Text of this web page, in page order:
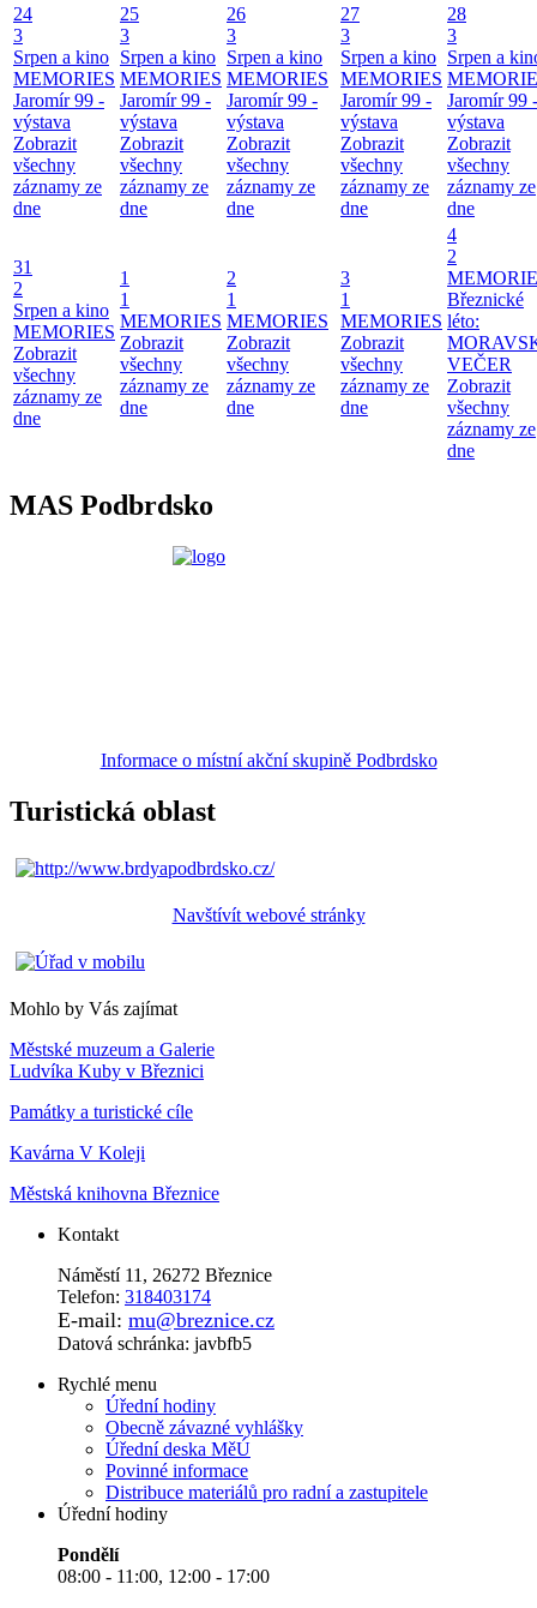
24
3
Srpen a kino
MEMORIES
Jaromír 99 -
výstava
Zobrazit
všechny
záznamy ze
dne
25
3
Srpen a kino
MEMORIES
Jaromír 99 -
výstava
Zobrazit
všechny
záznamy ze
dne
26
3
Srpen a kino
MEMORIES
Jaromír 99 -
výstava
Zobrazit
všechny
záznamy ze
dne
27
3
Srpen a kino
MEMORIES
Jaromír 99 -
výstava
Zobrazit
všechny
záznamy ze
dne
28
3
Srpen a
Jaromír 99 -
výstava
Zobrazit
všechny
záznamy ze
dne
31
2
Srpen a kino
MEMORIES
Zobrazit
všechny
záznamy ze
dne
1
1
MEMORIES
Zobrazit
všechny
záznamy ze
dne
2
1
MEMORIES
Zobrazit
všechny
záznamy ze
dne
3
1
MEMORIES
Zobrazit
všechny
záznamy ze
dne
4
2
Březnické
léto:
VEČER
Zobrazit
všechny
záznamy ze
dne
MAS Podbrdsko
Informace o místní akční skupině Podbrdsko
Turistická oblast
Navštívít webové stránky
Mohlo by Vás zajímat
Městské muzeum a Galerie
Ludvíka Kuby v Březnici
Památky a turistické cíle
Kavárna V Koleji
Městská knihovna Březnice
Kontakt
Náměstí 11, 26272 Březnice
Telefon: 318403174
E-mail: mu@breznice.cz
Datová schránka: javbfb5
Rychlé menu
Úřední hodiny
Obecně závazné vyhlášky
Úřední deska MěÚ
Povinné informace
Distribuce materiálů pro radní a zastupitele
Úřední hodiny
Pondělí
08:00 - 11:00, 12:00 - 17:00